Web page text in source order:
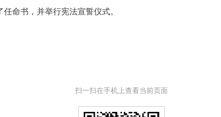
命书，并举行宪法宣誓仪式。
扫一扫在手机上查看当前页面